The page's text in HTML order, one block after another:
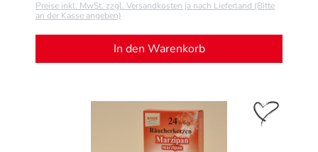
Preise inkl. MwSt. zzgl. Versandkosten ja nach Lieferland (Bitte
an der Kasse angeben)
In den Warenkorb